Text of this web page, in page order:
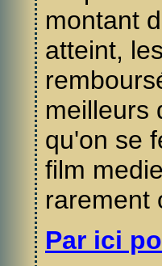
montant
atteint,
meilleurs
qu'on se
film
rarement
Par ici